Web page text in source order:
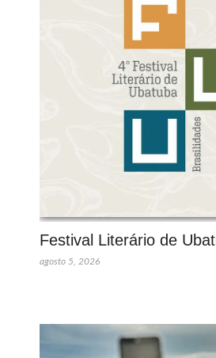
Festival Literário de
agosto 5, 2026